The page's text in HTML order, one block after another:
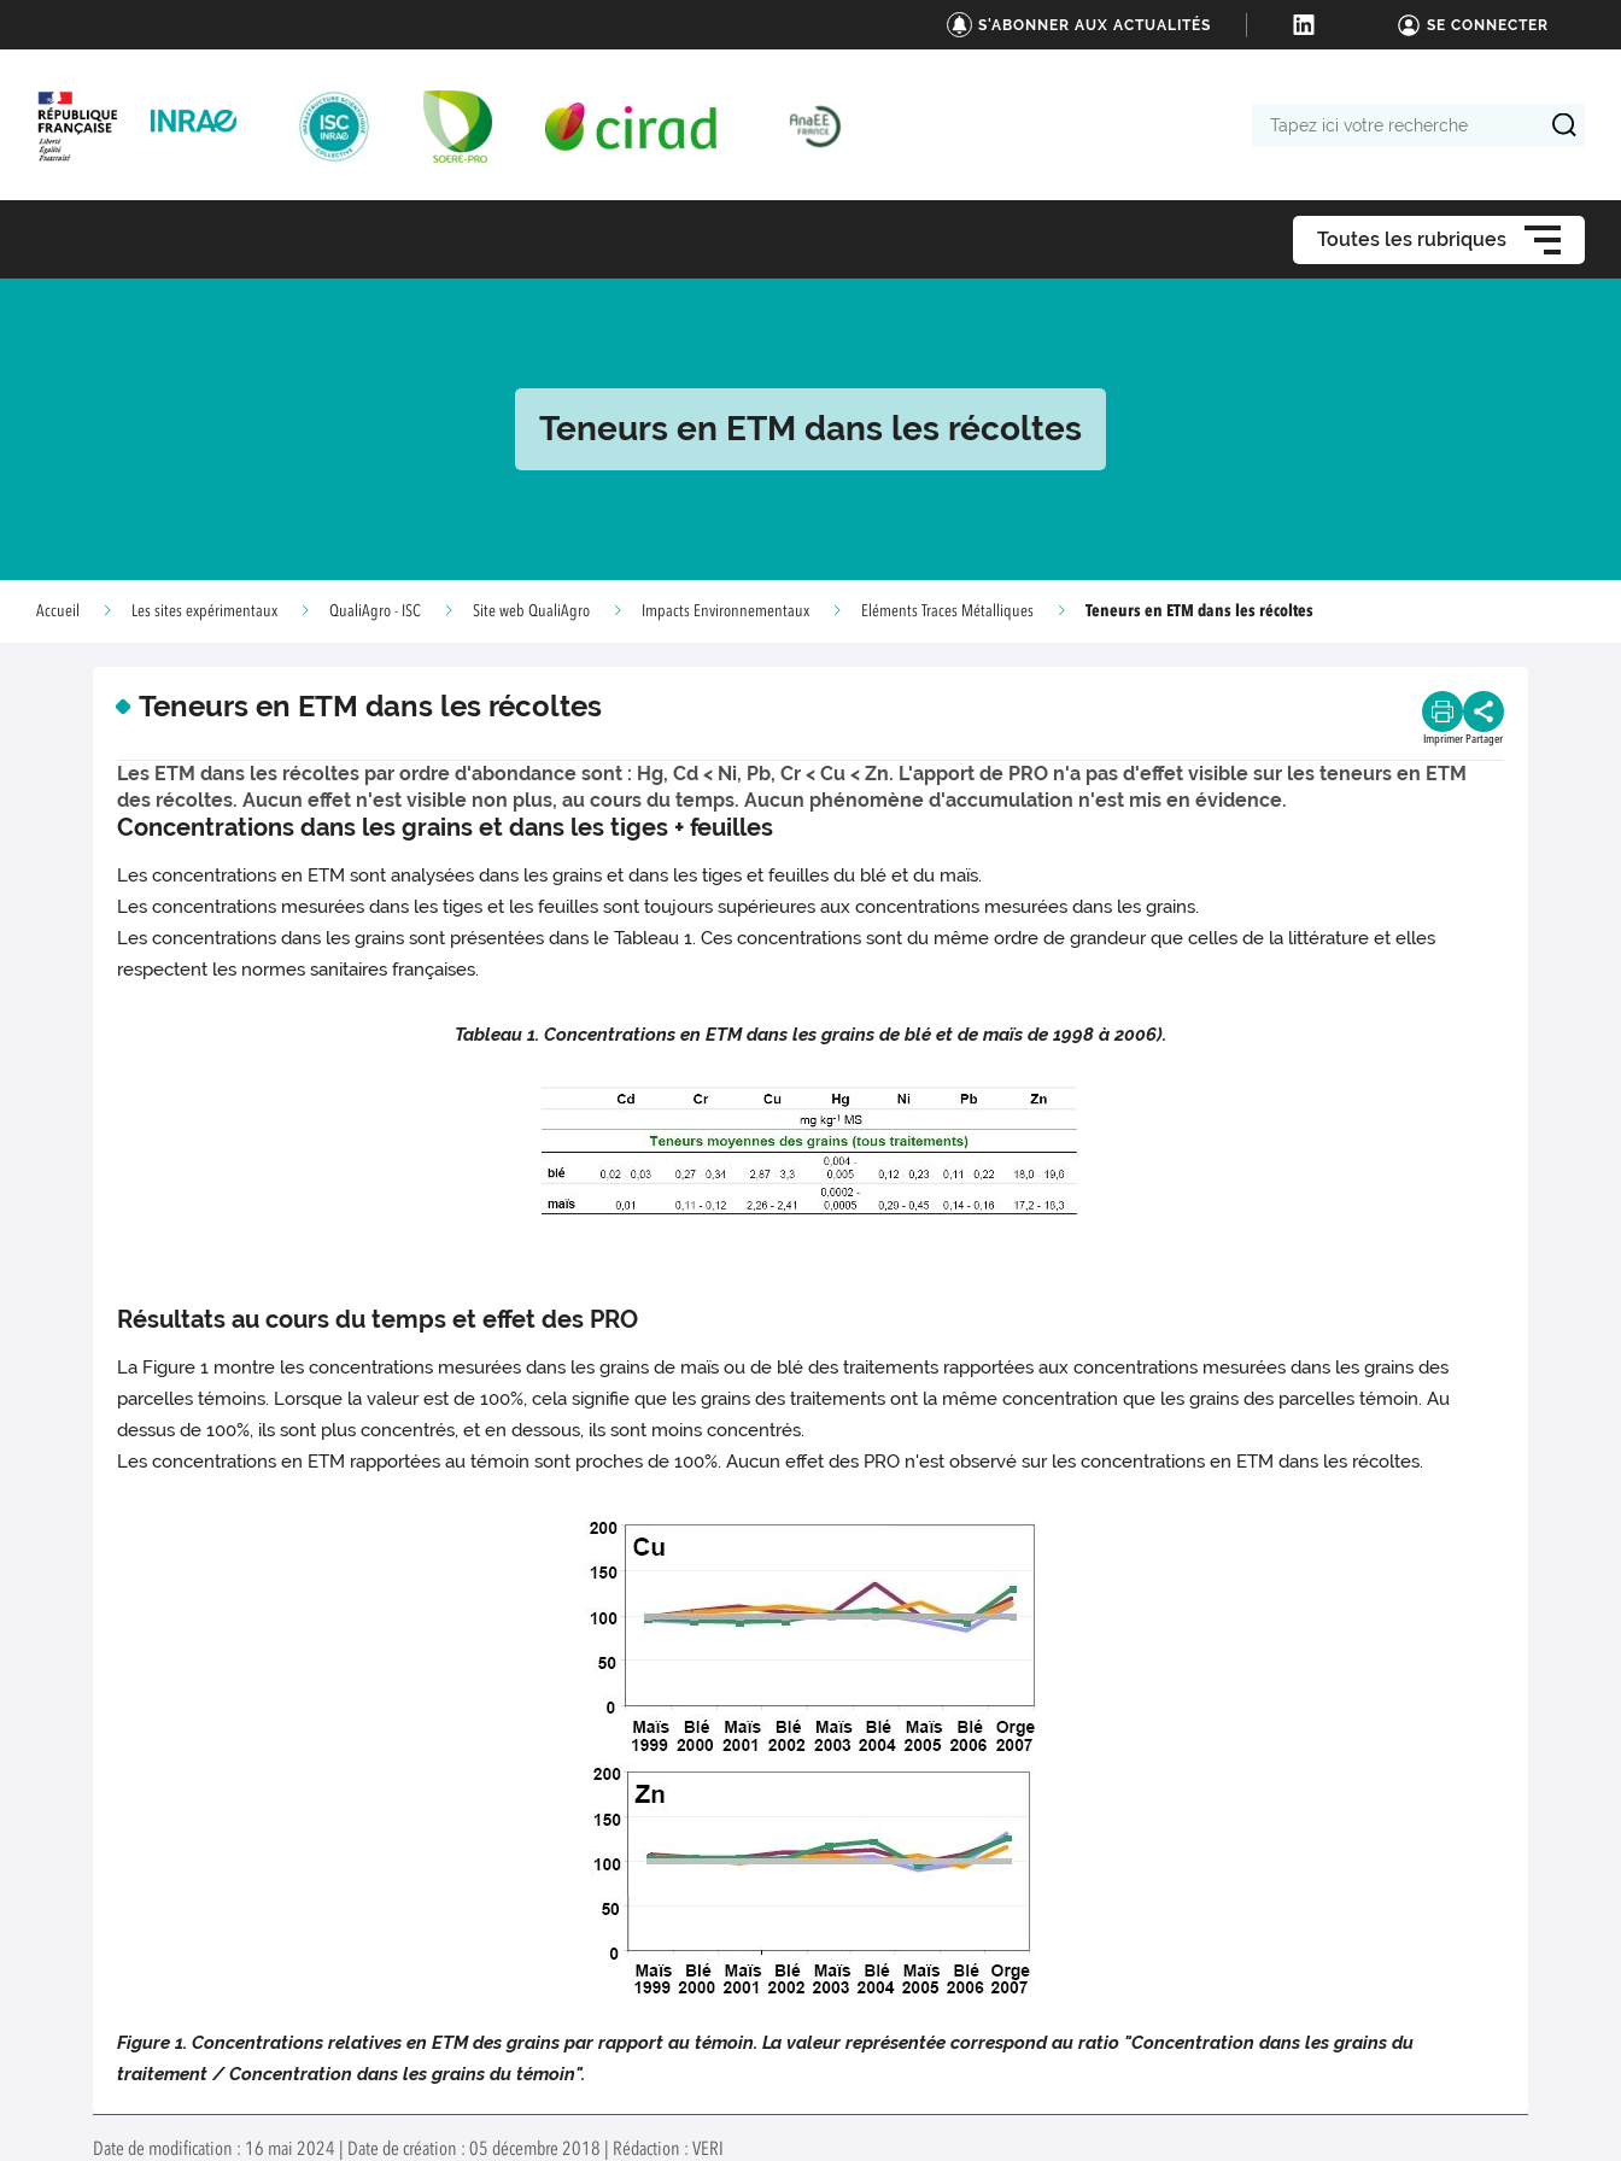
S'ABONNER AUX ACTUALITÉS SE CONNECTER
Toutes les rubriques
Teneurs en ETM dans les récoltes
Accueil Les sites expérimentaux QualiAgro - ISC Site web QualiAgro Impacts Environnementaux Eléments Traces Métalliques Teneurs en ETM dans les récoltes
Teneurs en ETM dans les récoltes
Imprimer Partager
Les ETM dans les récoltes par ordre d'abondance sont : Hg, Cd < Ni, Pb, Cr < Cu < Zn. L'apport de PRO n'a pas d'effet visible sur les teneurs en ETM
des récoltes. Aucun effet n'est visible non plus, au cours du temps. Aucun phénomène d'accumulation n'est mis en évidence.
Concentrations dans les grains et dans les tiges + feuilles
Les concentrations en ETM sont analysées dans les grains et dans les tiges et feuilles du blé et du maïs.
Les concentrations mesurées dans les tiges et les feuilles sont toujours supérieures aux concentrations mesurées dans les grains.
Les concentrations dans les grains sont présentées dans le Tableau 1. Ces concentrations sont du même ordre de grandeur que celles de la littérature et elles
respectent les normes sanitaires françaises.
Tableau 1. Concentrations en ETM dans les grains de blé et de maïs de 1998 à 2006).
Résultats au cours du temps et effet des PRO
La Figure 1 montre les concentrations mesurées dans les grains de maïs ou de blé des traitements rapportées aux concentrations mesurées dans les grains des
parcelles témoins. Lorsque la valeur est de 100%, cela signifie que les grains des traitements ont la même concentration que les grains des parcelles témoin. Au
dessus de 100%, ils sont plus concentrés, et en dessous, ils sont moins concentrés.
Les concentrations en ETM rapportées au témoin sont proches de 100%. Aucun effet des PRO n'est observé sur les concentrations en ETM dans les récoltes.
Figure 1. Concentrations relatives en ETM des grains par rapport au témoin. La valeur représentée correspond au ratio "Concentration dans les grains du
traitement / Concentration dans les grains du témoin".
Date de modification : 16 mai 2024 | Date de création : 05 décembre 2018 | Rédaction : VERI